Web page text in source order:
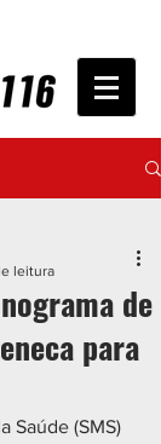
de
para
leitura
Saúde (SMS)